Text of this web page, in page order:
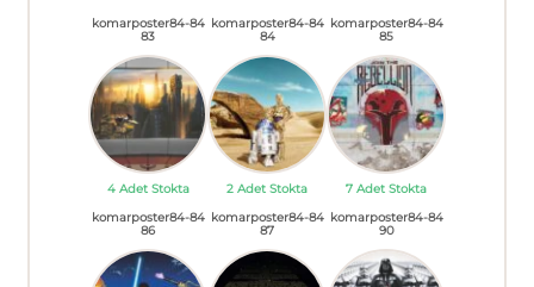
komarposter84-84
83
4 Adet Stokta
komarposter84-84
84
2 Adet Stokta
komarposter84-84
85
7 Adet Stokta
komarposter84-84
86
komarposter84-84
87
komarposter84-84
90